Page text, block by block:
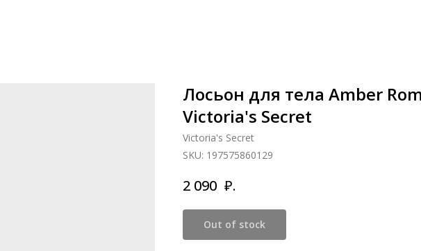
Лосьон для тела Amber
Victoria's Secret
Victoria's Secret
SKU: 197575860129
2 090 ₽.
Out of stock